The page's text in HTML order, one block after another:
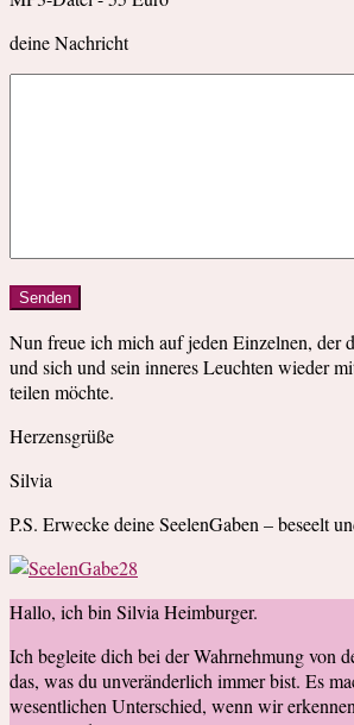
deine Nachricht
Nun freue ich mich auf jeden Einzelnen, der
und sich und sein inneres Leuchten wieder
teilen möchte.
Herzensgrüße
Silvia
P.S. Erwecke deine SeelenGaben – beseelt
Hallo, ich bin Silvia Heimburger.
Ich begleite dich bei der Wahrnehmung von
das, was du unveränderlich immer bist. Es
wesentlichen Unterschied, wenn wir